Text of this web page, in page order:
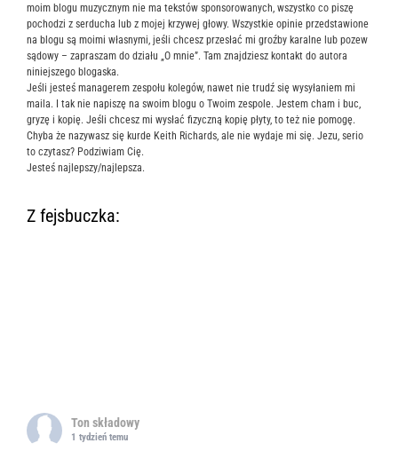
moim blogu muzycznym nie ma tekstów sponsorowanych, wszystko co piszę
pochodzi z serducha lub z mojej krzywej głowy. Wszystkie opinie przedstawione
na blogu są moimi własnymi, jeśli chcesz przesłać mi groźby karalne lub pozew
sądowy – zapraszam do działu „O mnie”. Tam znajdziesz kontakt do autora
niniejszego blogaska.
Jeśli jesteś managerem zespołu kolegów, nawet nie trudź się wysyłaniem mi
maila. I tak nie napiszę na swoim blogu o Twoim zespole. Jestem cham i buc,
gryzę i kopię. Jeśli chcesz mi wysłać fizyczną kopię płyty, to też nie pomogę.
Chyba że nazywasz się kurde Keith Richards, ale nie wydaje mi się. Jezu, serio
to czytasz? Podziwiam Cię.
Jesteś najlepszy/najlepsza.
Z fejsbuczka:
Ton składowy
1 tydzień temu